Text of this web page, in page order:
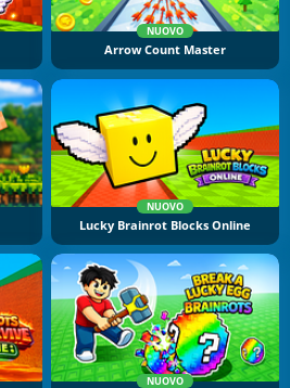
NUOVO
Arrow Count Master
NUOVO
Lucky Brainrot Blocks Online
NUOVO